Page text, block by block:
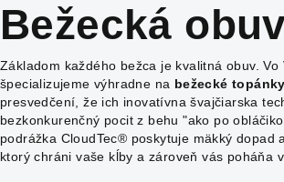
Bežecká
Základom každého bežca je kvalitná obuv. Vo
špecializujeme výhradne na bežecké
presvedčení, že ich inovatívna švajčiarska
bezkonkurenčný pocit z behu "ako po
podrážka CloudTec® poskytuje mäkký dopad
ktorý chráni vaše kĺby a zároveň vás poháňa